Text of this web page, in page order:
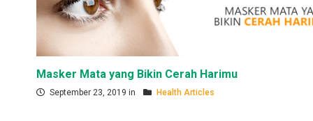
Masker Mata yang Bikin Cerah Harimu
September 23, 2019 in Health Articles